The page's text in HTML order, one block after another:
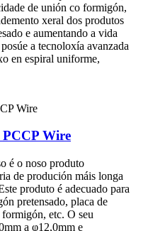
de unión co formigón,
xeral dos produtos
e aumentando a vida
a tecnoloxía avanzada
en espiral uniforme,
Wire
é o noso produto
de produción máis longa
produto é adecuado para
pretensado, placa de
etc. O seu
a φ12,0mm e